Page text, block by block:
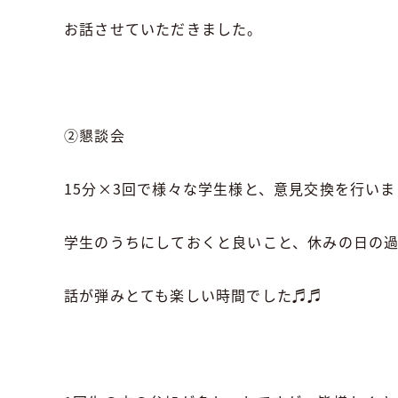
お話させていただきました。
②懇談会
15分×3回で様々な学生様と、意見交換を行いま
学生のうちにしておくと良いこと、休みの日の過
話が弾みとても楽しい時間でした♬♬